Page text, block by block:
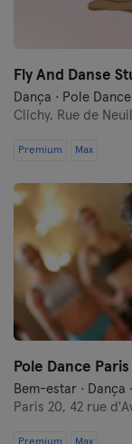
Fly And Danse
Dança · Pole Dance
Clichy, Rue de
Premium Max
Pole Dance
Bem-estar · Dança
Paris 20, 42 rue